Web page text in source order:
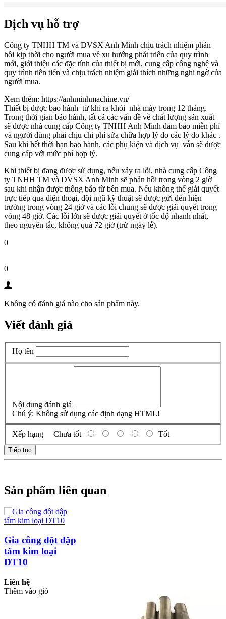
Dịch vụ hỗ trợ
Công ty TNHH TM và DVSX Anh Minh chịu trách nhiệm phản
hồi kịp thời cho người mua về xu hướng phát triển của quy trình
mới, giới thiệu các đặc tính của thiết bị mới, cung cấp công nghệ và
quy trình tiên tiến và chịu trách nhiệm giải thích những nghi ngờ của
người mua.
Xem thêm: https://anhminhmachine.vn/
Thiết bị được bảo hành từ khi ra khỏi nhà máy trong 12 tháng.
Trong thời gian bảo hành, tất cả các vấn đề về chất lượng sản xuất
sẽ được nhà cung cấp Công ty TNHH Anh Minh đảm bảo miễn phí
và người dùng phải chịu chi phí sửa chữa hợp lý do các lý do khác .
Sau khi hết thời hạn bảo hành, các phụ kiện và dịch vụ vẫn sẽ được
cung cấp với mức phí hợp lý.
Khi thiết bị đang được sử dụng, nếu xảy ra lỗi, nhà cung cấp Công
ty TNHH TM và DVSX Anh Minh sẽ phản hồi trong vòng 2 giờ
sau khi nhận được thông báo từ bên mua. Nếu không thể giải quyết
trực tiếp qua điện thoại, đội ngũ kỹ thuật sẽ được gửi đến hiện
trường trong vòng 24 giờ và các lỗi chung sẽ được giải quyết trong
vòng 48 giờ. Các lỗi lớn sẽ được giải quyết ở tốc độ nhanh nhất,
theo nguyên tắc, không quá 72 giờ (trừ ngày lễ).
0
0
Không có đánh giá nào cho sản phẩm này.
Viết đánh giá
Họ tên
Nội dung đánh giá
Chú ý: Không sử dụng các định dạng HTML!
Xếp hạng Chưa tốt Tốt
Tiếp tục
Sản phẩm liên quan
Gia công đột dập
tấm kim loại
DT10
Liên hệ
Thêm vào giỏ